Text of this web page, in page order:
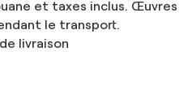
et taxes inclus. Œuvres
le transport.
livraison